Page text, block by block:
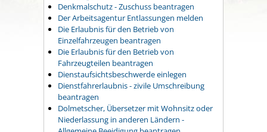
Denkmalschutz - Zuschuss beantragen
Der Arbeitsagentur Entlassungen melden
Die Erlaubnis für den Betrieb von
Einzelfahrzeugen beantragen
Die Erlaubnis für den Betrieb von
Fahrzeugteilen beantragen
Dienstaufsichtsbeschwerde einlegen
Dienstfahrerlaubnis - zivile Umschreibung
beantragen
Dolmetscher, Übersetzer mit Wohnsitz oder
Niederlassung in anderen Ländern -